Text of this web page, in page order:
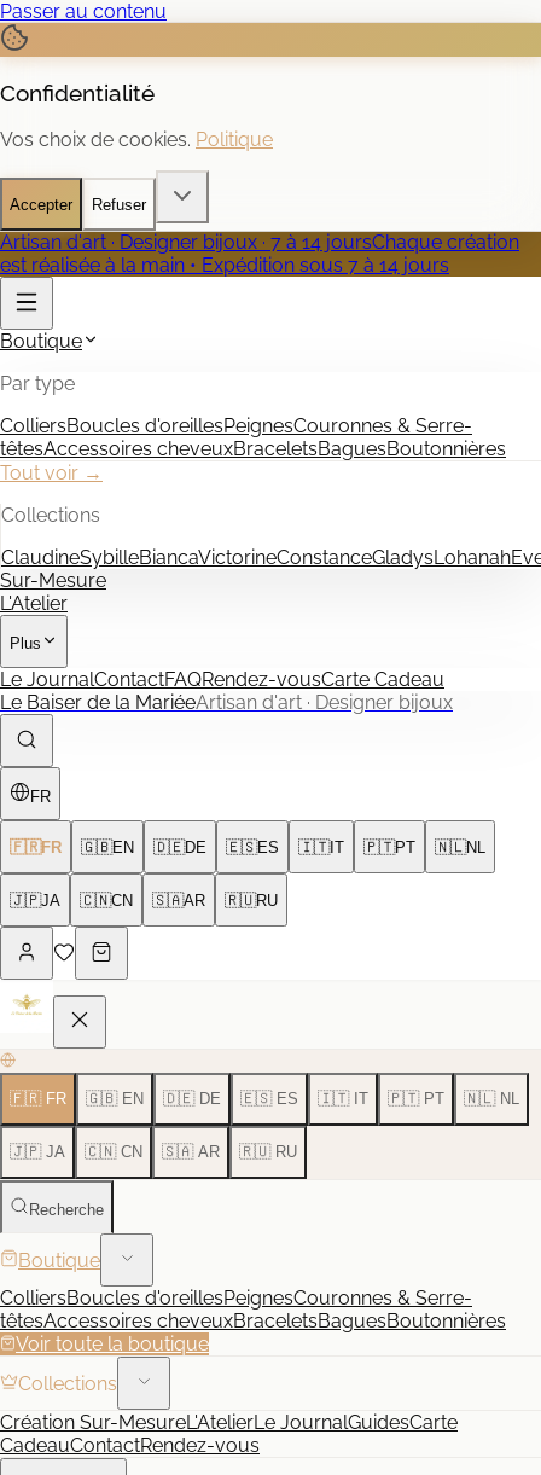
Passer au contenu
Confidentialité
Vos choix de cookies. Politique
Accepter Refuser
Artisan d'art · Designer bijoux · 7 à 14 joursChaque création
est réalisée à la main • Expédition sous 7 à 14 jours
Boutique
Par type
ColliersBoucles d'oreillesPeignesCouronnes & Serre-
têtesAccessoires cheveuxBraceletsBaguesBoutonnières
Tout voir →
Collections
ClaudineSybilleBiancaVictorineConstanceGladysLohanah
Sur-Mesure
L'Atelier
Plus
Le JournalContactFAQRendez-vousCarte Cadeau
Le Baiser de la MariéeArtisan d'art · Designer bijoux
FR
🇫🇷 FR 🇬🇧EN 🇩🇪DE 🇪🇸ES 🇮🇹IT 🇵🇹PT 🇳🇱NL
🇯🇵JA 🇨🇳CN 🇸🇦AR 🇷🇺RU
🇫🇷 FR 🇬🇧 EN 🇩🇪 DE 🇪🇸 ES 🇮🇹 IT 🇵🇹 PT 🇳🇱 NL
🇯🇵 JA 🇨🇳 CN 🇸🇦 AR 🇷🇺 RU
Recherche
Boutique
ColliersBoucles d'oreillesPeignesCouronnes & Serre-
têtesAccessoires cheveuxBraceletsBaguesBoutonnières
Voir toute la boutique
Collections
Création Sur-MesureL'AtelierLe JournalGuidesCarte
CadeauContactRendez-vous